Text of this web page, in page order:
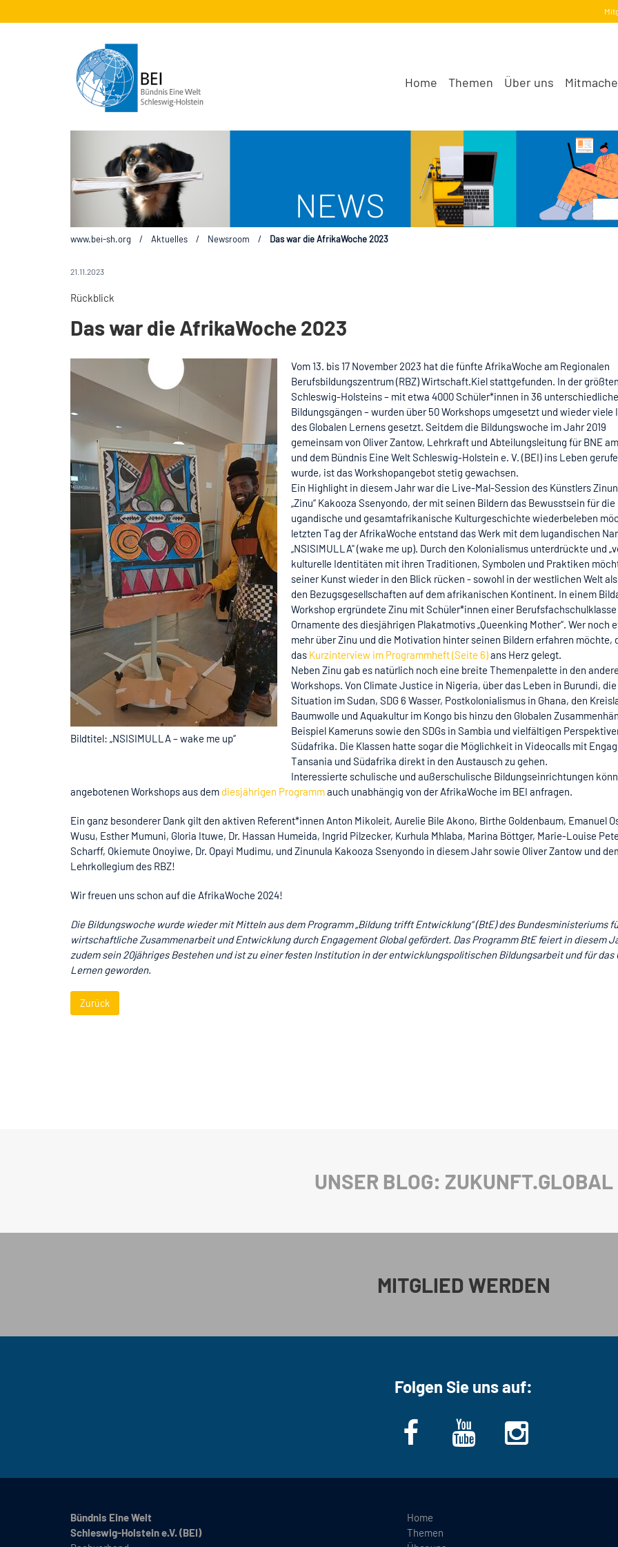
Home Themen Über uns
www.bei-sh.org / Aktuelles / Newsroom / Das war die AfrikaWoche 2023
21.11.2023
Rückblick
Das war die AfrikaWoche 2023
Bildtitel: „NSISIMULLA – wake me up“
Vom 13. bis 17 November 2023 hat die fünfte AfrikaWoche am Regionalen
Berufsbildungszentrum (RBZ) Wirtschaft.Kiel stattgefunden. In der
Schleswig-Holsteins – mit etwa 4000 Schüler*innen in 36
Bildungsgängen – wurden über 50 Workshops umgesetzt und wieder viele
des Globalen Lernens gesetzt. Seitdem die Bildungswoche im Jahr 2019
gemeinsam von Oliver Zantow, Lehrkraft und Abteilungsleitung für BNE
und dem Bündnis Eine Welt Schleswig-Holstein e. V. (BEI) ins Leben
wurde, ist das Workshopangebot stetig gewachsen.
Ein Highlight in diesem Jahr war die Live-Mal-Session des Künstlers
„Zinu“ Kakooza Ssenyondo, der mit seinen Bildern das Bewusstsein für die
ugandische und gesamtafrikanische Kulturgeschichte wiederbeleben
letzten Tag der AfrikaWoche entstand das Werk mit dem lugandischen
„NSISIMULLA" (wake me up). Durch den Kolonialismus unterdrückte und
kulturelle Identitäten mit ihren Traditionen, Symbolen und Praktiken
seiner Kunst wieder in den Blick rücken - sowohl in der westlichen Welt
den Bezugsgesellschaften auf dem afrikanischen Kontinent. In einem
Workshop ergründete Zinu mit Schüler*innen einer Berufsfachschulklasse
Ornamente des diesjährigen Plakatmotivs „Queenking Mother“. Wer noch
mehr über Zinu und die Motivation hinter seinen Bildern erfahren möchte,
das Kurzinterview im Programmheft (Seite 6)ans Herz gelegt.
Neben Zinu gab es natürlich noch eine breite Themenpalette in den
Workshops. Von Climate Justice in Nigeria, über das Leben in Burundi, die
Situation im Sudan, SDG 6 Wasser, Postkolonialismus in Ghana, den
Baumwolle und Aquakultur im Kongo bis hinzu den Globalen
Beispiel Kameruns sowie den SDGs in Sambia und vielfältigen
Südafrika. Die Klassen hatte sogar die Möglichkeit in Videocalls mit
Tansania und Südafrika direkt in den Austausch zu gehen.
Interessierte schulische und außerschulische Bildungseinrichtungen
angebotenen Workshops aus dem diesjährigen Programmauch unabhängig von der AfrikaWoche im BEI anfragen.
Ein ganz besonderer Dank gilt den aktiven Referent*innen Anton Mikoleit, Aurelie Bile Akono, Birthe Goldenbaum, Emanuel
Wusu, Esther Mumuni, Gloria Ituwe, Dr. Hassan Humeida, Ingrid Pilzecker, Kurhula Mhlaba, Marina Böttger, Marie-Louise
Scharff, Okiemute Onoyiwe, Dr. Opayi Mudimu, und Zinunula Kakooza Ssenyondo in diesem Jahr sowie Oliver Zantow und
Lehrkollegium des RBZ!
Wir freuen uns schon auf die AfrikaWoche 2024!
Die Bildungswoche wurde wieder mit Mitteln aus dem Programm „Bildung trifft Entwicklung“ (BtE) des Bundesministeriums
wirtschaftliche Zusammenarbeit und Entwicklung durch Engagement Global gefördert. Das Programm BtE feiert in diesem
zudem sein 20jähriges Bestehen und ist zu einer festen Institution in der entwicklungspolitischen Bildungsarbeit und für das
Lernen geworden.
Zurück
UNSER BLOG: ZUKUNFT.GLOBAL
MITGLIED WERDEN
Folgen Sie uns auf:
Bündnis Eine Welt
Schleswig-Holstein e.V. (BEI)
Home
Themen